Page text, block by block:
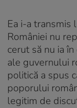
Ea i-a transmis
României nu
cerut să nu ia
ale guvernului
politică a spus
poporului
legitim de